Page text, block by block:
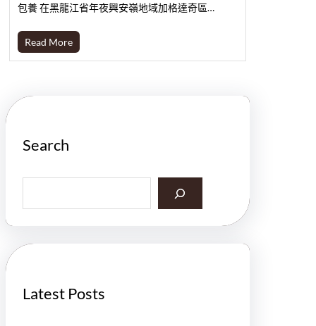
包養 在黑龍江省年夜興安嶺地域加格達奇區…
Read More
Search
a
h
Latest Posts